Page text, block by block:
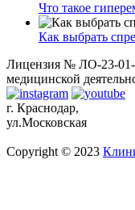
Что такое
Как выбрать
Лицензия № ЛО-23-01-
медицинской
г. Краснодар,
ул.Московская
Copyright © 2023